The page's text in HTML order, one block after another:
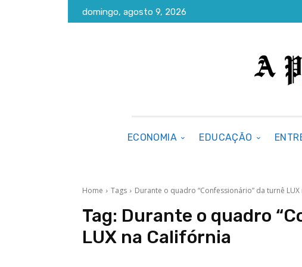
domingo, agosto 9, 2026
ECONOMIA EDUCAÇÃO
Home Tags Durante o quadro “Confessionário” da turnê
Tag: Durante o quadro
LUX na Califórnia